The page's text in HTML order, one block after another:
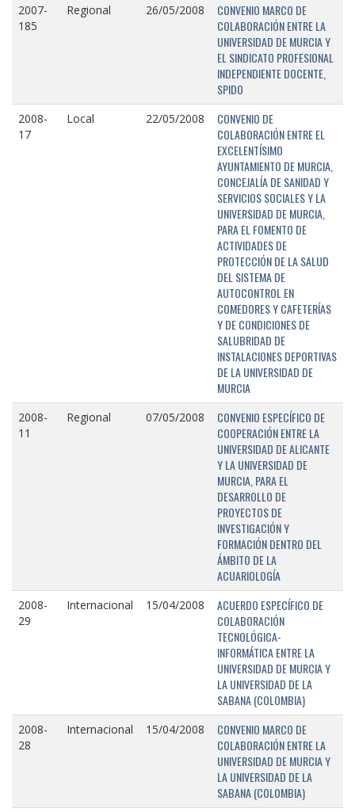
2007-
185
Regional 26/05/2008
CONVENIO MARCO DE
COLABORACIÓN ENTRE LA
UNIVERSIDAD DE MURCIA Y
EL SINDICATO PROFESIONAL
INDEPENDIENTE DOCENTE,
SPIDO
2008-
17
Local 22/05/2008
CONVENIO DE
COLABORACIÓN ENTRE EL
EXCELENTÍSIMO
AYUNTAMIENTO DE MURCIA,
CONCEJALÍA DE SANIDAD Y
SERVICIOS SOCIALES Y LA
UNIVERSIDAD DE MURCIA,
PARA EL FOMENTO DE
ACTIVIDADES DE
PROTECCIÓN DE LA SALUD
DEL SISTEMA DE
AUTOCONTROL EN
COMEDORES Y CAFETERÍAS
Y DE CONDICIONES DE
SALUBRIDAD DE
INSTALACIONES DEPORTIVAS
DE LA UNIVERSIDAD DE
MURCIA
2008-
11
Regional 07/05/2008
CONVENIO ESPECÍFICO DE
COOPERACIÓN ENTRE LA
UNIVERSIDAD DE ALICANTE
Y LA UNIVERSIDAD DE
MURCIA, PARA EL
DESARROLLO DE
PROYECTOS DE
INVESTIGACIÓN Y
FORMACIÓN DENTRO DEL
ÁMBITO DE LA
ACUARIOLOGÍA
2008-
29
Internacional 15/04/2008
ACUERDO ESPECÍFICO DE
COLABORACIÓN
TECNOLÓGICA-
INFORMÁTICA ENTRE LA
UNIVERSIDAD DE MURCIA Y
LA UNIVERSIDAD DE LA
SABANA (COLOMBIA)
2008-
28
Internacional 15/04/2008
CONVENIO MARCO DE
COLABORACIÓN ENTRE LA
UNIVERSIDAD DE MURCIA Y
LA UNIVERSIDAD DE LA
SABANA (COLOMBIA)